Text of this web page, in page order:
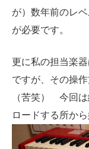
が）数年前のレ
が必要です。
更に私の担当楽
ですが、その操
（苦笑） 今回
ロードする所から